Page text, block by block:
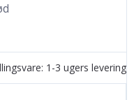
1-3 ugers levering